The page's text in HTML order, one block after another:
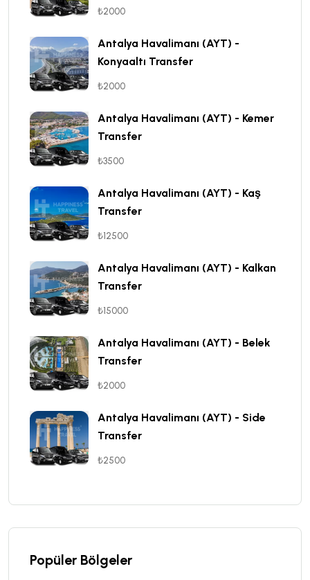
₺2000
Antalya Havalimanı (AYT) -
Konyaaltı Transfer
₺2000
Antalya Havalimanı (AYT) - Kemer
Transfer
₺3500
Antalya Havalimanı (AYT) - Kaş
Transfer
₺12500
Antalya Havalimanı (AYT) - Kalkan
Transfer
₺15000
Antalya Havalimanı (AYT) - Belek
Transfer
₺2000
Antalya Havalimanı (AYT) - Side
Transfer
₺2500
Popüler Bölgeler